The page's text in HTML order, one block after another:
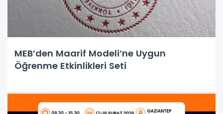
MEB’den Maarif Modeli’ne Uygun
Öğrenme Etkinlikleri Seti